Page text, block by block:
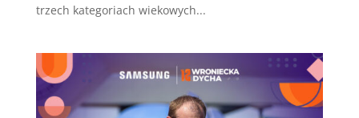
trzech kategoriach wiekowych...